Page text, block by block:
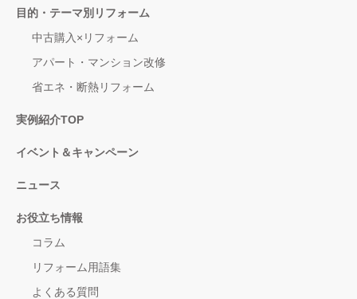
目的・テーマ別リフォーム
中古購入×リフォーム
アパート・マンション改修
省エネ・断熱リフォーム
実例紹介TOP
イベント＆キャンペーン
ニュース
お役立ち情報
コラム
リフォーム用語集
よくある質問